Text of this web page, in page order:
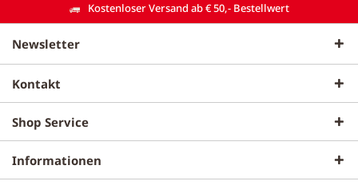
Kostenloser Versand ab € 50,- Bestellwert
Newsletter
Kontakt
Shop Service
Informationen